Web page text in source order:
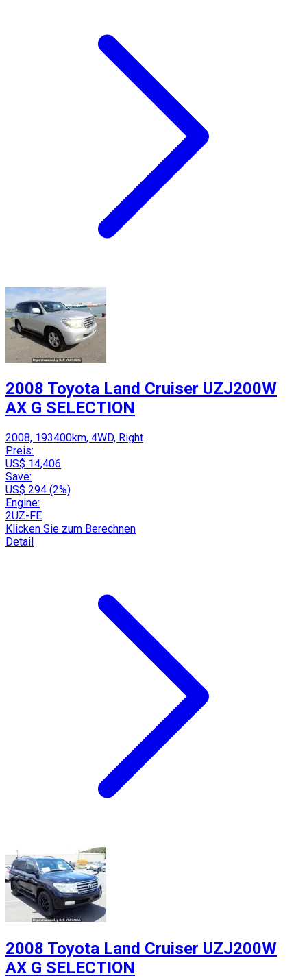
2008 Toyota Land Cruiser UZJ200W
AX G SELECTION
2008, 193400km, 4WD, Right
Preis:
US$ 14,406
Save:
US$ 294 (2%)
Engine:
2UZ-FE
Klicken Sie zum Berechnen
Detail
2008 Toyota Land Cruiser UZJ200W
AX G SELECTION